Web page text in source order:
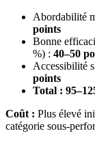
Abordabilité
points
Bonne
%) : 40–50
Accessibilité
points
Total :
Coût : Plus élevé
catégorie sous-